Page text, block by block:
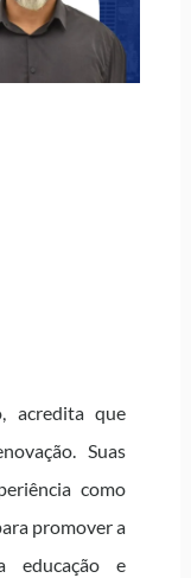
acredita que
Suas
como
promover a
educação e